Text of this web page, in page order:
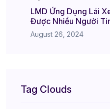
LMD Ứng Dụng Lái
Được Nhiều Người
August 26, 2024
Tag Clouds